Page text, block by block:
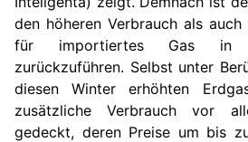
den höheren Verbrauch als
für importiertes Gas in
zurückzuführen. Selbst unter
diesen Winter erhöhten
zusätzliche Verbrauch vor
gedeckt, deren Preise um bis